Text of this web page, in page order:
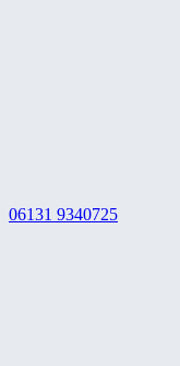
06131 9340725